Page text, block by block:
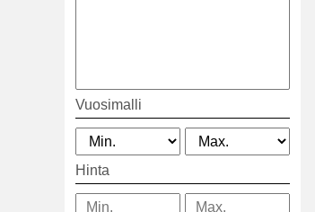
Vuosimalli
Hinta